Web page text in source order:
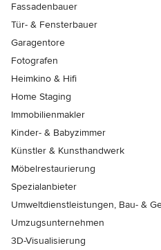
Fassadenbauer
Tür- & Fensterbauer
Garagentore
Fotografen
Heimkino & Hifi
Home Staging
Immobilienmakler
Kinder- & Babyzimmer
Künstler & Kunsthandwerk
Möbelrestaurierung
Spezialanbieter
Umweltdienstleistungen, Bau- &
Umzugsunternehmen
3D-Visualisierung